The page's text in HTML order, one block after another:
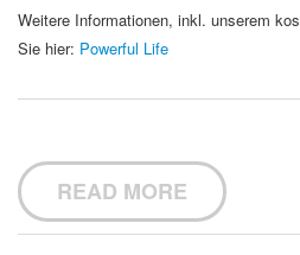
Weitere Informationen, inkl. unserem
Sie hier: Powerful Life
READ MORE